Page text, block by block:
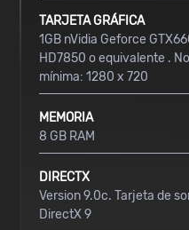
TARJETA GRÁFICA
1GB nVidia Geforce
HD7850 o equivalente .
mínima: 1280 x 720
MEMORIA
8 GB RAM
DIRECTX
Version 9.0c. Tarjeta de
DirectX 9